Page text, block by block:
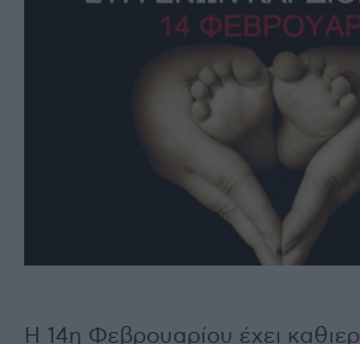
Η 14η Φεβρουαρίου έχει